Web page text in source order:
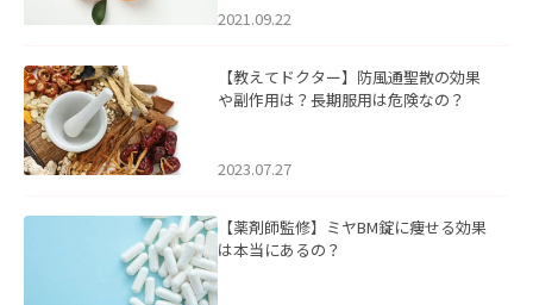
2021.09.22
【教えてドクター】防風通聖散の効果
や副作用は？長期服用は危険なの？
2023.07.27
【薬剤師監修】ミヤBM錠に痩せる効果
は本当にあるの？